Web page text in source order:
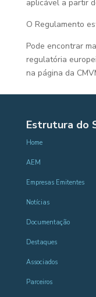
aplicável a partir
O Regulamento
Pode encontrar
regulatória
na página da
Estrutura do
Home
AEM
Empresas Emitentes
Notícias
Documentação
Destaques
Associados
Parceiros